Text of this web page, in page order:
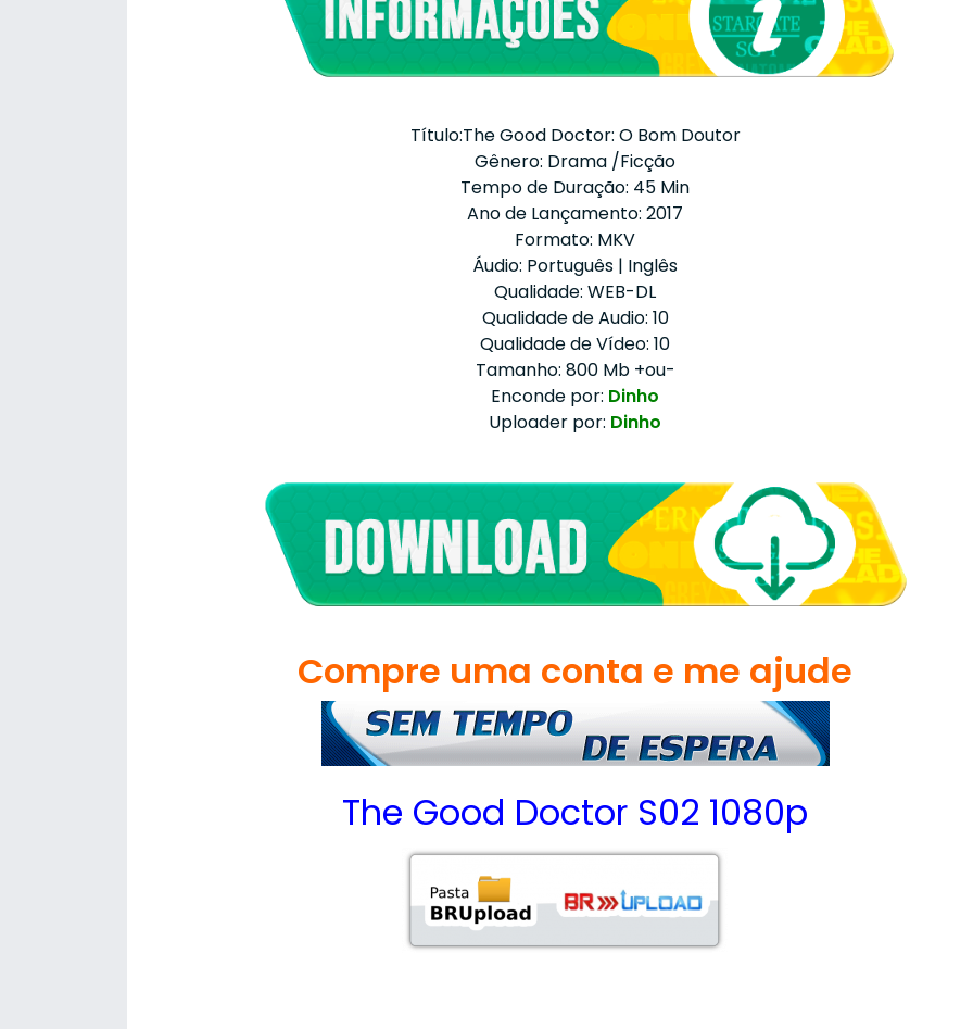
Título:The Good Doctor: O Bom Doutor
Gênero: Drama /Ficção
Tempo de Duração: 45 Min
Ano de Lançamento: 2017
Formato: MKV
Áudio: Português | Inglês
Qualidade: WEB-DL
Qualidade de Audio: 10
Qualidade de Vídeo: 10
Tamanho: 800 Mb +ou-
Enconde por: Dinho
Uploader por: Dinho
Compre uma conta e me ajude
The Good Doctor S02 1080p